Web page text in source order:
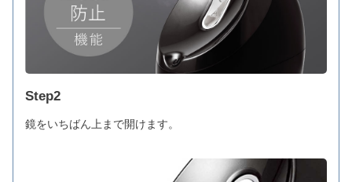
Step2
鏡をいちばん上まで開けます。